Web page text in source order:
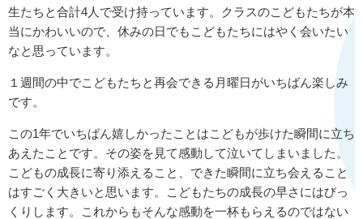
生たちと合計4人で受け持っています。クラスのこどもたちが本
当にかわいいので、休みの日でもこどもたちにはやく会いたい
なと思っています。
１週間の中でこどもたちと再会できる月曜日がいちばん楽しみ
です。
この1年でいちばん嬉しかったことはこどもが歩けた瞬間に立ち
あえたことです。その姿を見て感動して泣いてしまいました。
こどもの成長に寄り添えること、できた瞬間に立ち会えること
はすごく大きいと思います。こどもたちの成長の早さにはびっ
くりします。これからもそんな感動を一杯もらえるのではない